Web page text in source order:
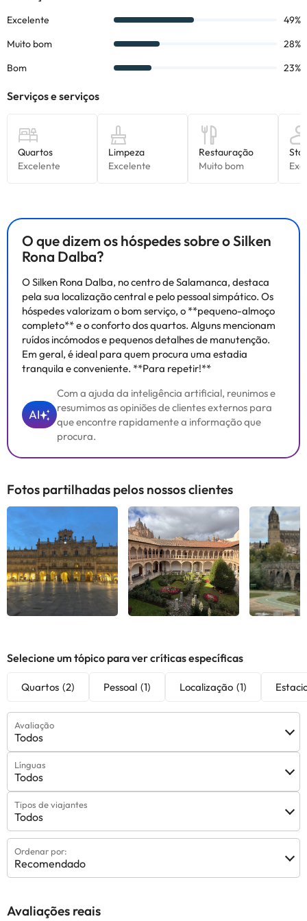
por parte do alojamento. Se tiver alguma dúvida, contacte-nos.
O que dizem os hóspedes sobre o Silken
Rona Dalba?
O Silken Rona Dalba, no centro de Salamanca, destaca
pela sua localização central e pelo pessoal simpático. Os
hóspedes valorizam o bom serviço, o **pequeno-almoço
completo** e o conforto dos quartos. Alguns mencionam
ruídos incómodos e pequenos detalhes de manutenção.
Em geral, é ideal para quem procura uma estadia
tranquila e conveniente. **Para repetir!**
AI
Com a ajuda da inteligência artificial, reunimos e
resumimos as opiniões de clientes externos para
que encontre rapidamente a informação que
procura.
Fotos partilhadas pelos nossos clientes
Selecione um tópico para ver críticas específicas
Quartos (2) Pessoal (1) Localização (1)
Avaliação
Todos
Línguas
Todos
Tipos de viajantes
Todos
Ordenar por:
Recomendado
Avaliações reais